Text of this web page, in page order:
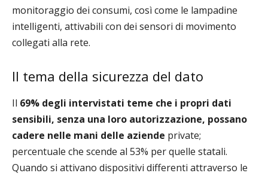
monitoraggio dei consumi, così come le lampadine
intelligenti, attivabili con dei sensori di movimento
collegati alla rete.
Il tema della sicurezza del dato
Il 69% degli intervistati teme che i propri dati
sensibili, senza una loro autorizzazione, possano
cadere nelle mani delle aziende private;
percentuale che scende al 53% per quelle statali.
Quando si attivano dispositivi differenti attraverso le